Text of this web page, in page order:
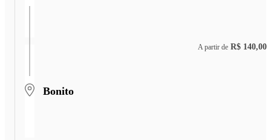
Bonito
A partir de R$ 140,00